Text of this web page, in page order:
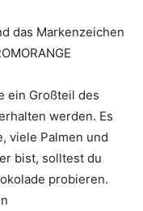
das Markenzeichen
ein Großteil des
werden. Es
viele Palmen und
bist, solltest du
probieren.